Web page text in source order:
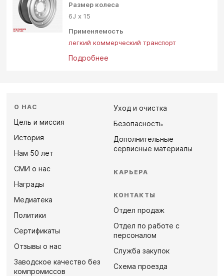
Размер колеса
6J х 15
Применяемость
легкий коммерческий транспорт
Подробнее
О НАС
Цель и миссия
История
Нам 50 лет
СМИ о нас
Награды
Медиатека
Политики
Сертификаты
Отзывы о нас
Заводское качество без
компромиссов
Уход и очистка
Безопасность
Дополнительные
сервисные материалы
КАРЬЕРА
КОНТАКТЫ
Отдел продаж
Отдел по работе с
персоналом
Служба закупок
Схема проезда